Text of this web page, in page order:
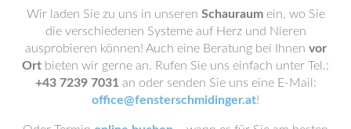
Wir laden Sie zu uns in unseren Schauraumein, wo Sie
die verschiedenen Systeme auf Herz und Nieren
ausprobieren können! Auch eine Beratung bei Ihnen vor
Ort bieten wir gerne an. Rufen Sie uns einfach unter Tel.:
+43 7239 7031 an oder senden Sie uns eine E-Mail:
office@fensterschmidinger.at!